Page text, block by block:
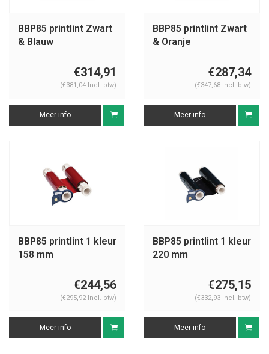
BBP85 printlint Zwart
& Blauw
€314,91
(€381,04 Incl. btw)
Meer info
BBP85 printlint Zwart
& Oranje
€287,34
(€347,68 Incl. btw)
Meer info
BBP85 printlint 1 kleur
158 mm
€244,56
(€295,92 Incl. btw)
Meer info
BBP85 printlint 1 kleur
220 mm
€275,15
(€332,93 Incl. btw)
Meer info